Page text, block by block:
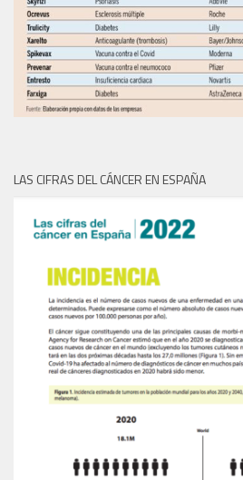
LAS CIFRAS DEL CÁNCER EN ESPAÑA